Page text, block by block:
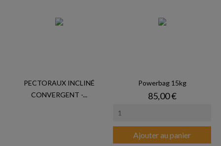
PECTORAUX INCLINÉ
CONVERGENT -...
Powerbag 15kg
Prix
85,00 €
Ajouter au panier